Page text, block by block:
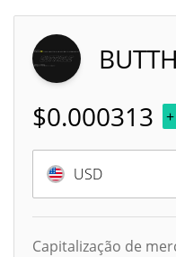
$0.000313
USD
Capitalização de